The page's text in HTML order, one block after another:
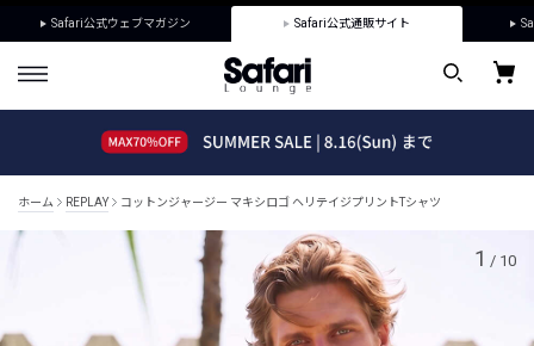
Safari公式ウェブマガジン Safari公式通販サイト
ホーム REPLAY コットンジャージー マキシロゴ ヘリテイジプリントTシャツ
1 / 10